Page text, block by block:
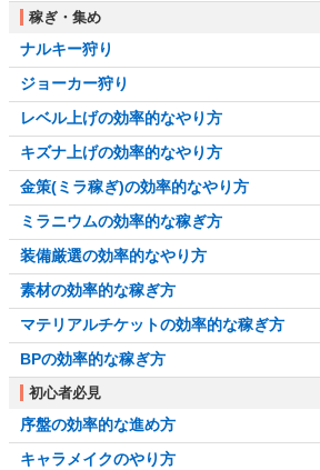
稼ぎ・集め
ナルキー狩り
ジョーカー狩り
レベル上げの効率的なやり方
キズナ上げの効率的なやり方
金策(ミラ稼ぎ)の効率的なやり方
ミラニウムの効率的な稼ぎ方
装備厳選の効率的なやり方
素材の効率的な稼ぎ方
マテリアルチケットの効率的な稼ぎ方
BPの効率的な稼ぎ方
初心者必見
序盤の効率的な進め方
キャラメイクのやり方